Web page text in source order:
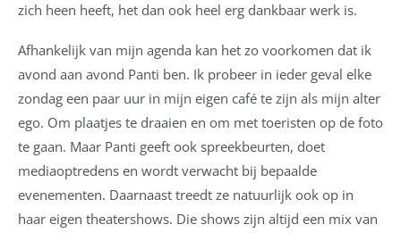
zich heen heeft, het dan ook heel erg dankbaar werk is.
Afhankelijk van mijn agenda kan het zo voorkomen dat ik
avond aan avond Panti ben. Ik probeer in ieder geval elke
zondag een paar uur in mijn eigen café te zijn als mijn alter
ego. Om plaatjes te draaien en om met toeristen op de foto
te gaan. Maar Panti geeft ook spreekbeurten, doet
mediaoptredens en wordt verwacht bij bepaalde
evenementen. Daarnaast treedt ze natuurlijk ook op in
haar eigen theatershows. Die shows zijn altijd een mix van